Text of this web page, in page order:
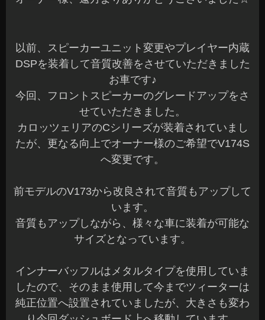
以前、スピーカーユニット変更やプレイヤー内蔵
DSPを装着して音質改善をさせていただきました
お車です♪
今回、フロントスピーカーのグレードアップをさ
せていただきました。
カロッツェリアのCシリーズが装着されていまし
たが、更なる向上でオーナー様のご希望でV174S
へ変更です。
前モデルのV173から改良されて音質もアップして
います。
音質もアップしながら、様々な車に装着が可能な
サイズとなっています。
インナーバッフルはメタルタイプを使用していま
したので、そのまま使用して今までツィーターは
純正位置へ設置されていましたが、大きさも変わ